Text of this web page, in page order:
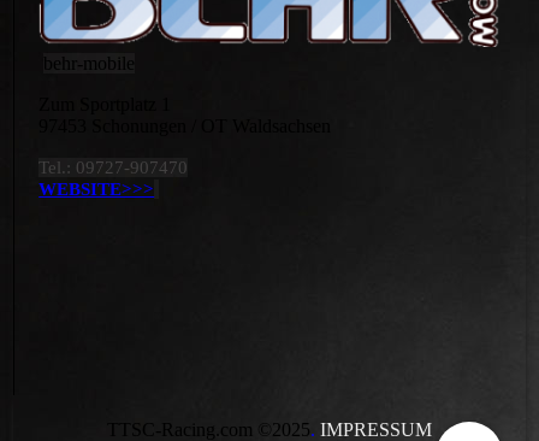
behr-mobile
Tel.: 09727-907470
WEBSITE>>>
TTSC-Racing.com ©2025. IMPRESSUM